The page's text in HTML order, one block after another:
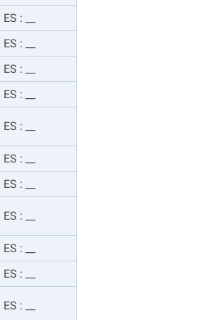
ES :
ES :
ES :
ES :
ES :
ES :
ES :
ES :
ES :
ES :
ES :